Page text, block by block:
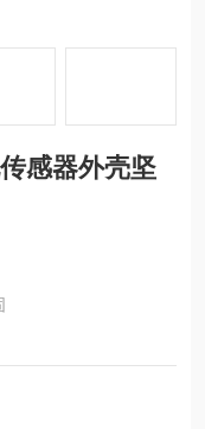
感器外壳坚
... 850 mm
离（黑色 6%/白色 9